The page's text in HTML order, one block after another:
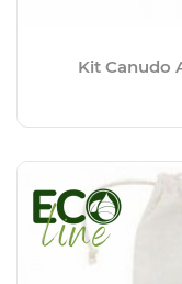
Kit Canudo